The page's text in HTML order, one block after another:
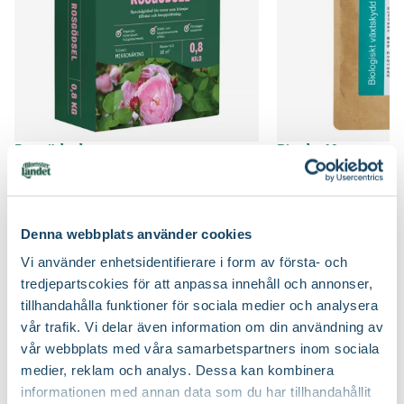
Denna webbplats använder cookies
Vi använder enhetsidentifierare i form av första- och
tredjepartscokies för att anpassa innehåll och annonser,
tillhandahålla funktioner för sociala medier och analysera
vår trafik. Vi delar även information om din användning av
vår webbplats med våra samarbetspartners inom sociala
medier, reklam och analys. Dessa kan kombinera
informationen med annan data som du har tillhandahållit
Blomningstid Juni, Juli, Augusti, September, Oktober
Utmärkande egenskaper Doftar, Lång blomningstid
Kulturursprung
Art nr 319857
Jordprodukter Rosjord
Beskärningssätt Beskär ner till ca 10-15 cm över marknivå
Beskärningstid På våren, På vårvintern
Rosgödsel
Blomsterlandet PRO
79
Online
Slut i lager
Till Produkten
till Rosgödsel produktsida
Binab t
Så här planterar du rosor